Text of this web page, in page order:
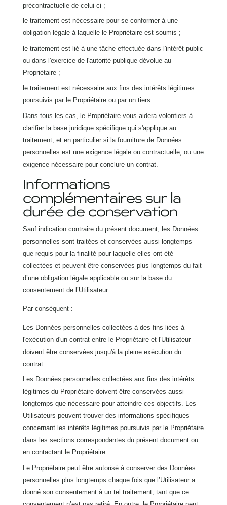
précontractuelle de celui-ci ;
le traitement est nécessaire pour se conformer à une
obligation légale à laquelle le Propriétaire est soumis ;
le traitement est lié à une tâche effectuée dans l'intérêt public
ou dans l'exercice de l'autorité publique dévolue au
Propriétaire ;
le traitement est nécessaire aux fins des intérêts légitimes
poursuivis par le Propriétaire ou par un tiers.
Dans tous les cas, le Propriétaire vous aidera volontiers à
clarifier la base juridique spécifique qui s'applique au
traitement, et en particulier si la fourniture de Données
personnelles est une exigence légale ou contractuelle, ou une
exigence nécessaire pour conclure un contrat.
Informations
complémentaires sur la
durée de conservation
Sauf indication contraire du présent document, les Données
personnelles sont traitées et conservées aussi longtemps
que requis pour la finalité pour laquelle elles ont été
collectées et peuvent être conservées plus longtemps du fait
d’une obligation légale applicable ou sur la base du
consentement de l’Utilisateur.
Par conséquent :
Les Données personnelles collectées à des fins liées à
l'exécution d'un contrat entre le Propriétaire et l'Utilisateur
doivent être conservées jusqu'à la pleine exécution du
contrat.
Les Données personnelles collectées aux fins des intérêts
légitimes du Propriétaire doivent être conservées aussi
longtemps que nécessaire pour atteindre ces objectifs. Les
Utilisateurs peuvent trouver des informations spécifiques
concernant les intérêts légitimes poursuivis par le Propriétaire
dans les sections correspondantes du présent document ou
en contactant le Propriétaire.
Le Propriétaire peut être autorisé à conserver des Données
personnelles plus longtemps chaque fois que l’Utilisateur a
donné son consentement à un tel traitement, tant que ce